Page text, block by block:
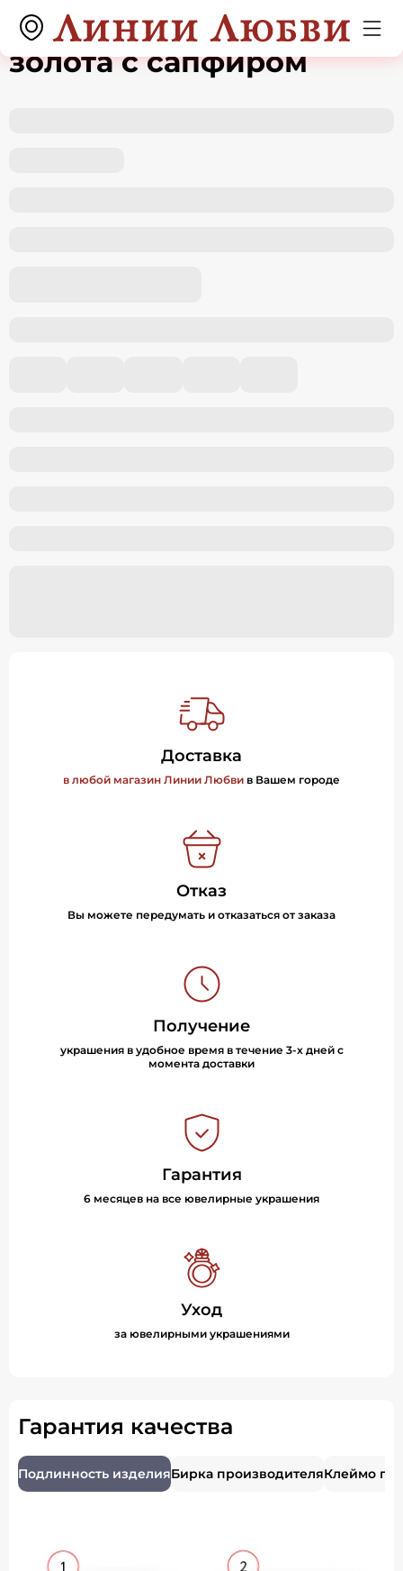
Кольцо из белого
золота с сапфиром
Доставка
в любой магазин Линии Любви в Вашем городе
Отказ
Вы можете передумать и отказаться от заказа
Получение
украшения в удобное время в течение 3-х дней с
момента доставки
Гарантия
6 месяцев на все ювелирные украшения
Уход
за ювелирными украшениями
Гарантия качества
Подлинность изделияБирка производителяКлеймо